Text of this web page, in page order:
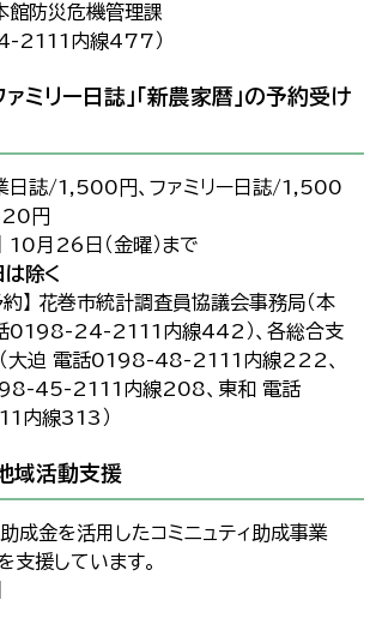
館防災危機管理課
2111内線477）
ファミリー日誌」「新農家暦」の予約受け
業日誌/1,500円、ファミリー日誌/1,500
円
10月26日（金曜）まで
は除く
約】 花巻市統計調査員協議会事務局（本
0198-24-2111内線442）、各総合支
（大迫 電話0198-48-2111内線222、
45-2111内線208、東和 電話
内線313）
域活動支援
成金を活用したコミニュティ助成事業
支援しています。